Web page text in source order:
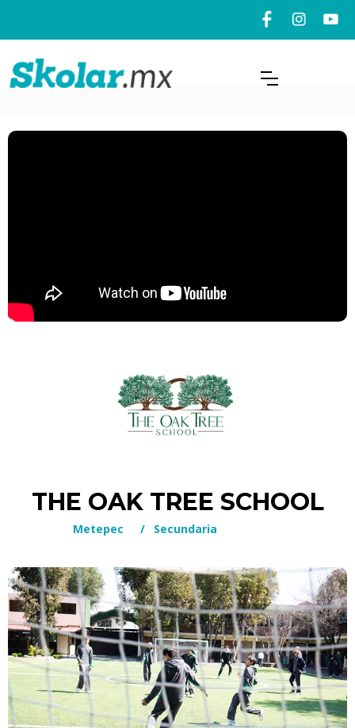
THE OAK TREE SCHOOL
Metepec / Secundaria